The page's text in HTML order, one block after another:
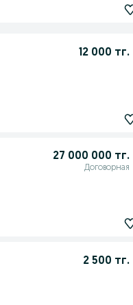
12 000 тг.
27 000 000 тг.
Договорная
2 500 тг.